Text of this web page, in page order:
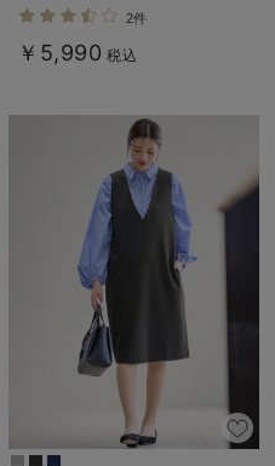
2件
￥5,990 税込